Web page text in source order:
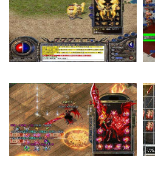
在传奇私服里面如何…